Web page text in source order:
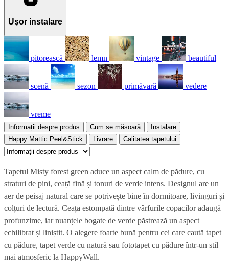
Uşor instalare
pitorească lemn vintage beautiful
scenă sezon primăvară vedere
vreme
Informații despre produs Cum se măsoară
Instalare
Happy Mattic Peel&Stick
Livrare Calitatea tapetului
Tapetul Misty forest green aduce un aspect calm de pădure, cu
straturi de pini, ceață fină și tonuri de verde intens. Designul are un
aer de peisaj natural care se potrivește bine în dormitoare, livinguri și
colțuri de lectură. Ceața estompată dintre vârfurile copacilor adaugă
profunzime, iar nuanțele bogate de verde păstrează un aspect
echilibrat și liniștit. O alegere foarte bună pentru cei care caută tapet
cu pădure, tapet verde cu natură sau fototapet cu pădure într-un stil
mai atmosferic la HappyWall.